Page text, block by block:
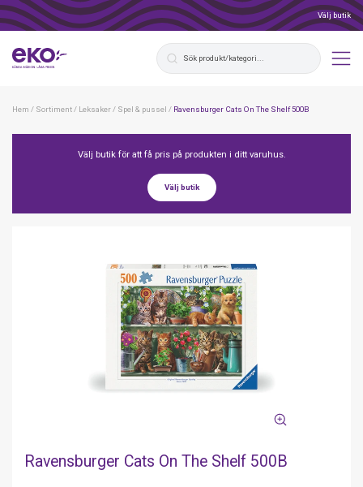
Välj butik
Hem / Sortiment/ Leksaker/ Spel & pussel / Ravensburger Cats On The Shelf 500B
Välj butik för att få pris på produkten i ditt varuhus.
Välj butik
Ravensburger Cats On The Shelf 500B